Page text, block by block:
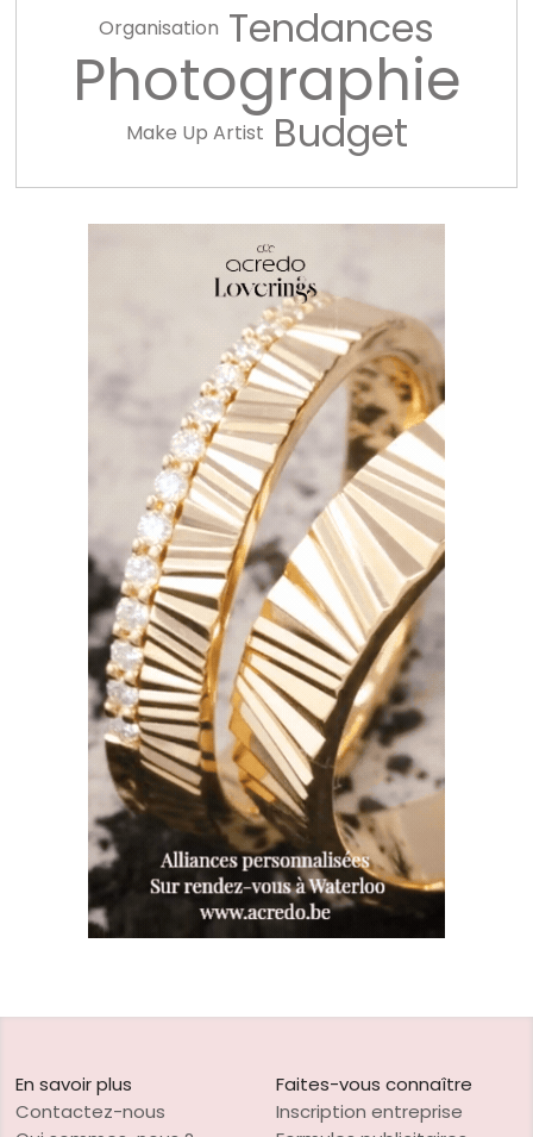
Organisation Tendances
Photographie
Make Up Artist Budget
En savoir plus
Contactez-nous
Faites-vous connaître
Inscription entreprise